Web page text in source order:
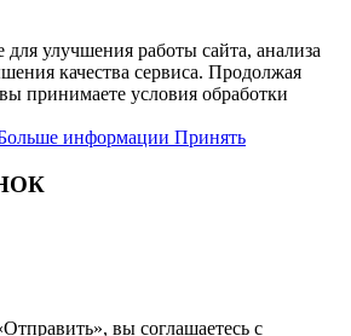
улучшения работы сайта, анализа
качества сервиса. Продолжая
принимаете условия обработки
информации Принять
вы соглашаетесь с